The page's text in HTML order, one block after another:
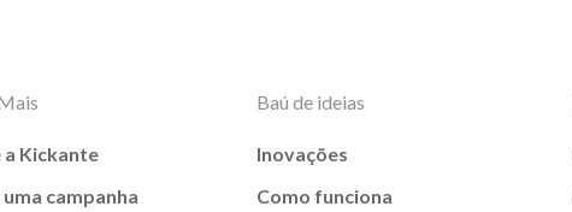
a Kickante
uma campanha
Baú de ideias
Inovações
Como funciona